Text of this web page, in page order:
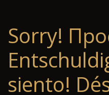
Sorry!
siento!